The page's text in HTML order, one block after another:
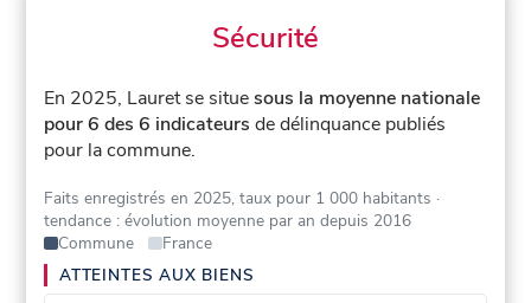
Sécurité
En 2025, Lauret se situesous la moyenne nationale
pour 6 des 6 indicateurs de délinquance publiés
pour la commune.
Faits enregistrés en 2025, taux pour 1 000 habitants ·
tendance : évolution moyenne par an depuis 2016
Commune
France
ATTEINTES AUX BIENS